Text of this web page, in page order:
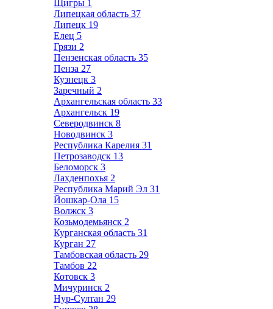
Щигры 1
Липецкая область 37
Липецк 19
Елец 5
Грязи 2
Пензенская область 35
Пенза 27
Кузнецк 3
Заречный 2
Архангельская область 33
Архангельск 19
Северодвинск 8
Новодвинск 3
Республика Карелия 31
Петрозаводск 13
Беломорск 3
Лахденпохья 2
Республика Марий Эл 31
Йошкар-Ола 15
Волжск 3
Козьмодемьянск 2
Курганская область 31
Курган 27
Тамбовская область 29
Тамбов 22
Котовск 3
Мичуринск 2
Нур-Султан 29